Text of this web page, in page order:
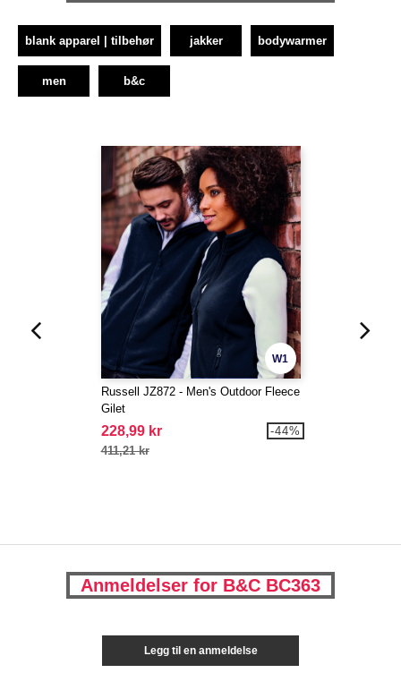
blank apparel | tilbehør jakker bodywarmer
men b&c
W1
Russell JZ872 - Men's Outdoor Fleece
Gilet
228,99 kr
411,21 kr
-44%
Anmeldelser for B&C BC363
Legg til en anmeldelse